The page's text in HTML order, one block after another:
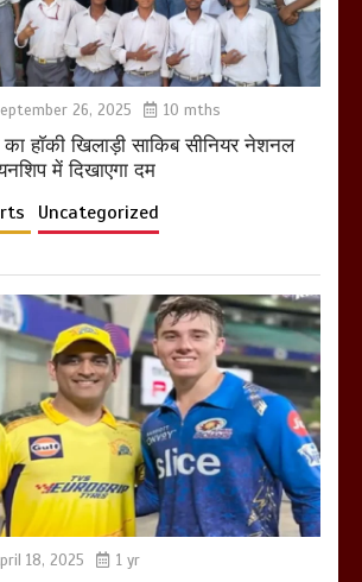
बिजली विभाग से परेशान
होकर बागपत में एक संत ने
सरकार को दी आमरण
अनशन की चेतावनी
March 8, 2025
26, 2025 10 mths
हाॅकी खिलाड़ी साकिब सीनियर नेशनल
में दिखाएगा दम
Uncategorized
18, 2025 1 yr